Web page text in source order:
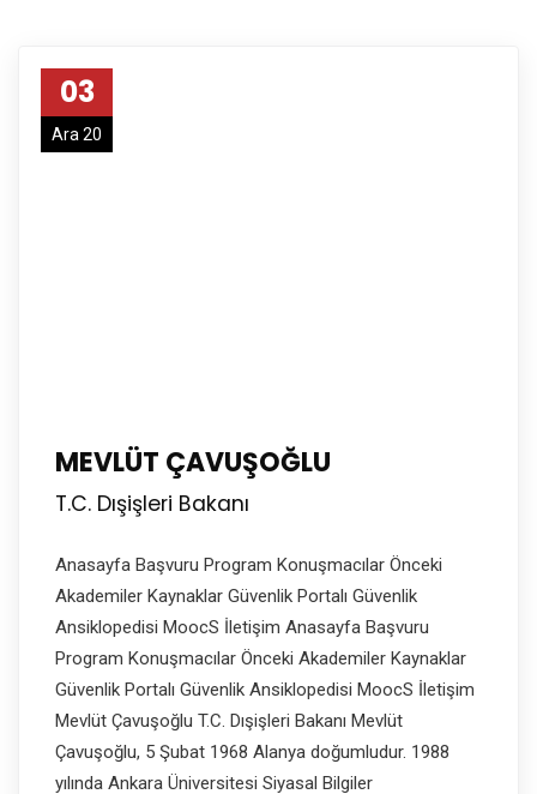
03
Ara 20
MEVLÜT ÇAVUŞOĞLU
T.C. Dışişleri Bakanı
Anasayfa Başvuru Program Konuşmacılar Önceki
Akademiler Kaynaklar Güvenlik Portalı Güvenlik
Ansiklopedisi MoocS İletişim Anasayfa Başvuru
Program Konuşmacılar Önceki Akademiler Kaynaklar
Güvenlik Portalı Güvenlik Ansiklopedisi MoocS İletişim
Mevlüt Çavuşoğlu T.C. Dışişleri Bakanı Mevlüt
Çavuşoğlu, 5 Şubat 1968 Alanya doğumludur. 1988
yılında Ankara Üniversitesi Siyasal Bilgiler